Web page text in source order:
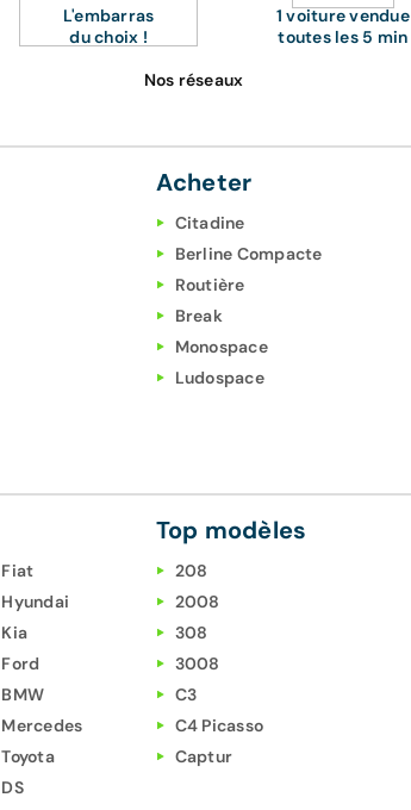
L'embarras
du choix !
1 voiture vendue
toutes les 5 min
Nos réseaux
Acheter
Citadine
Berline Compacte
Routière
Break
Monospace
Ludospace
Fiat
Hyundai
Kia
Ford
BMW
Mercedes
Toyota
DS
Top modèles
208
2008
308
3008
C3
C4 Picasso
Captur